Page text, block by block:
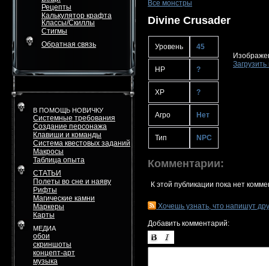
Рецепты
Калькулятор крафта
Классы/Скиллы
Стигмы
Обратная связь
В ПОМОЩЬ НОВИЧКУ
Системные требования
Создание персонажа
Клавиши и команды
Система квестовых заданий
Макросы
Таблица опыта
СТАТЬИ
Полеты во сне и наяву
Рифты
Магические камни
Маркеры
Карты
МЕДИА
обои
скриншоты
концепт-арт
музыка
Все монстры
Divine Crusader
Уровень 45
HP ?
XP ?
Агро Нет
Тип NPC
Комментарии:
К этой публикации пока нет
Хочешь узнать, что напишут
Добавить комментарий: